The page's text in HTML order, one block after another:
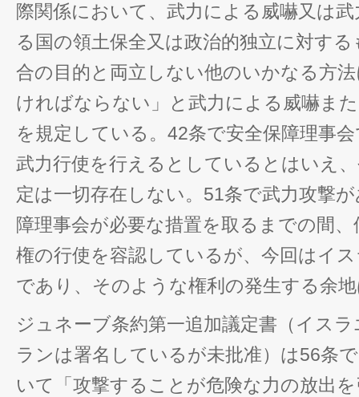
際関係において、武力による威嚇又は
る国の領土保全又は政治的独立に対す
合の目的と両立しない他のいかなる方
ければならない」と武力による威嚇ま
を規定している。42条で安全保障理事
武力行使を行えるとしているとはいえ
定は一切存在しない。51条で武力攻撃
障理事会が必要な措置を取るまでの間
権の行使を容認しているが、今回はイ
であり、そのような権利の発生する余
ジュネーブ条約第一追加議定書（イス
ランは署名しているが未批准）は56条
いて「攻撃することが危険な力の放出